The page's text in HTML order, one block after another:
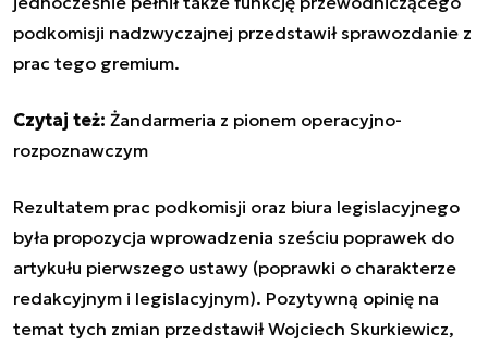
podkomisji nadzwyczajnej przedstawił sprawozdanie z
prac tego gremium.
Czytaj też: Żandarmeria z pionem operacyjno-
rozpoznawczym
Rezultatem prac podkomisji oraz biura legislacyjnego
była propozycja wprowadzenia sześciu poprawek do
artykułu pierwszego ustawy (poprawki o charakterze
redakcyjnym i legislacyjnym). Pozytywną opinię na
temat tych zmian przedstawił Wojciech Skurkiewicz,